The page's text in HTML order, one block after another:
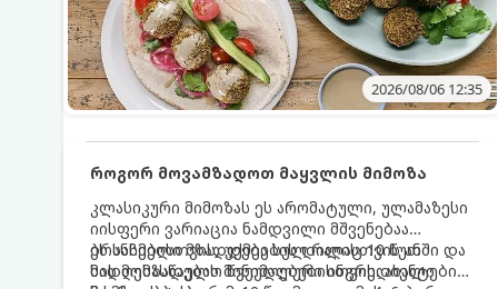
2026/08/06 12:35
როგორ მოვამზადოთ მაყვლის მიმოზა
კლასიკური მიმოზას ეს არომატული, ულამაზესი
იისფერი ვარიაცია ნამდვილი მშვენებაა
ბრანჩებისთვის, უქმეების დილისთვის ან
სადღესასწაულო წვეულებებისთვის. ახალი
ეს სასმელი მზადდება სულ რაღაც 10 წუთში და
მის მომზადებას მინიმალური ინგრედიენტები